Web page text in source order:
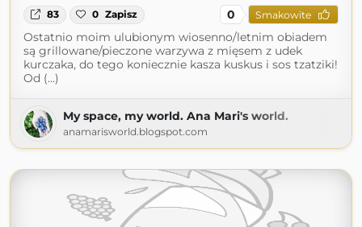
83 0 Zapisz 0 Smakowite
Ostatnio moim ulubionym wiosenno/letnim obiadem
są grillowane/pieczone warzywa z mięsem z udek
kurczaka, do tego koniecznie kasza kuskus i sos tzatziki!
Od (...)
My space, my world. Ana Mari's world.
anamarisworld.blogspot.com